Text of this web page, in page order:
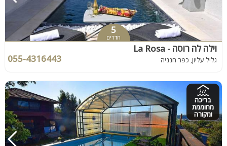
5
חדרים
וילה לה רוסה - La Rosa
גליל עליון, כפר חנניה 055-4316443
בריכה
מחוממת
ומקורה